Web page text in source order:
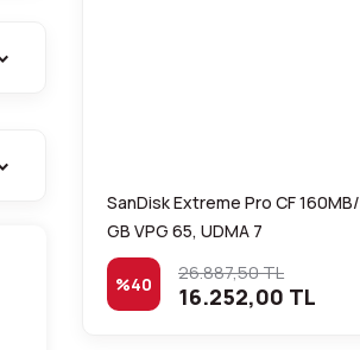
SanDisk Extreme Pro CF
GB VPG 65, UDMA 7
%40 26.887,50 TL
16.252,00 TL